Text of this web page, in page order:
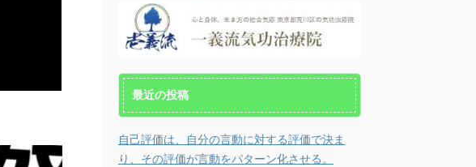
最近の投稿
自己評価は、自分の言動に対する評価で決ま
り、その評価が言動をパターン化させる。